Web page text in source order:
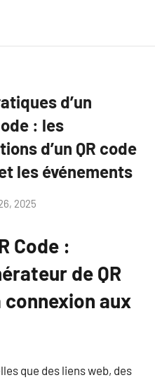
d’un
: les
d’un QR code
les événements
2025
Code :
de QR
aux
que des liens web, des